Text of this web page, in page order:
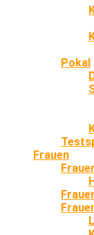
Pokal
Frauen